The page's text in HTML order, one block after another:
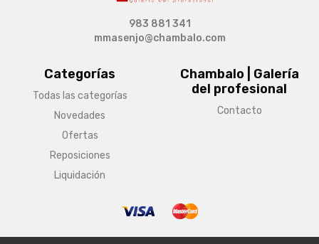
Categorías
Todas las categorías
Novedades
Ofertas
Reposiciones
Liquidación
Chambalo | Galería
del profesional
Contacto
983 881 341
mmasenjo@chambalo.com